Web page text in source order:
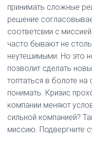
принимать сложные
решение
соответсвии с
часто бывают не
неутешимыми. Но это
позволит сделать
топтаться в болоте
понимать. Кризис
компании меняют
сильной компанией?
миссию. Подвергните